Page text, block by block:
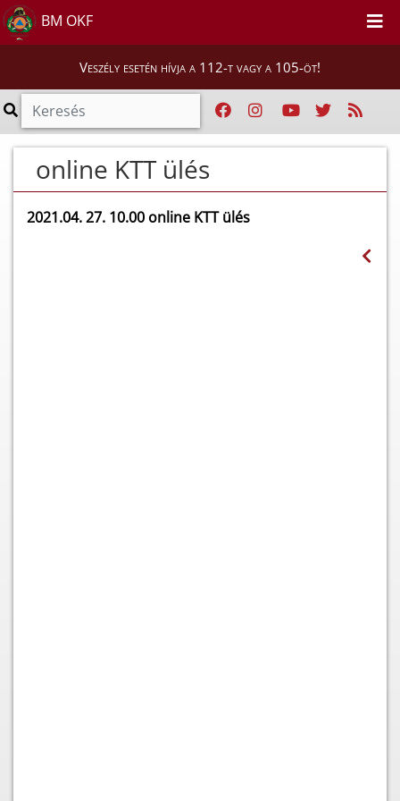
BM OKF
Veszély esetén hívja a 112-t vagy a 105-öt!
online KTT ülés
2021.04. 27. 10.00 online KTT ülés